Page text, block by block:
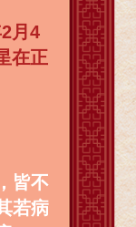
月4
在正
皆不
若病